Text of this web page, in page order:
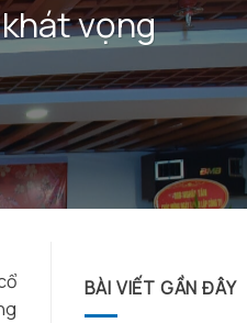
khát vọng
BÀI VIẾT GẦN ĐÂY